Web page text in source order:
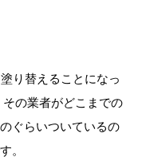
り替えることになっ
の業者がどこまでの
ぐらいついているの
。